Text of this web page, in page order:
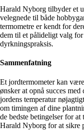
Harald Nyborg tilbyder et
velegnede til både
termometre er kendt for
dem til et pålideligt valg for
dyrkningspraksis.
Sammenfatning
Et jordtermometer kan
ønsker at opnå succes
jordens temperatur
om timingen af dine
de bedste betingelser for
Harald Nyborg for at sikre